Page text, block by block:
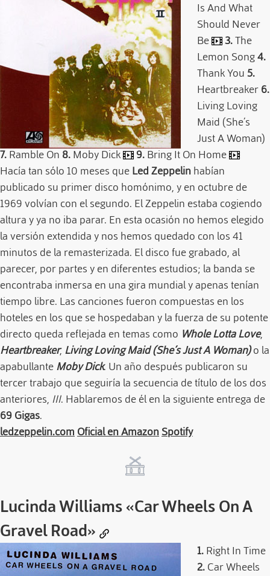
Is And What
Should Never
Be
3.The
Lemon Song4.
Thank You 5.
Heartbreaker 6.
Living Loving
Maid (She´s
Just A Woman)
7. Ramble On 8. Moby Dick 9. Bring It On Home
Hacía tan sólo 10 meses que Led Zeppelin habían
publicado su primer disco homónimo, y en octubre de
1969 volvían con el segundo. El Zeppelin estaba cogiendo
altura y ya no iba parar. En esta ocasión no hemos elegido
la versión extendida y nos hemos quedado con los 41
minutos de la remasterizada. El disco fue grabado, al
parecer, por partes y en diferentes estudios; la banda se
encontraba inmersa en una gira mundial y apenas tenían
tiempo libre. Las canciones fueron compuestas en los
hoteles en los que se hospedaban y la fuerza de su potente
directo queda reflejada en temas como Whole Lotta Love,
Heartbreaker, Living Loving Maid (She´s Just A Woman)o la
apabullante Moby Dick. Un año después publicaron su
tercer trabajo que seguiría la secuencia de título de los dos
anteriores, III. Hablaremos de él en la siguiente entrega de
69 Gigas.
ledzeppelin.com Oficial en AmazonSpotify
Lucinda Williams «Car Wheels On A
Gravel Road»
1. Right In Time
2. Car Wheels